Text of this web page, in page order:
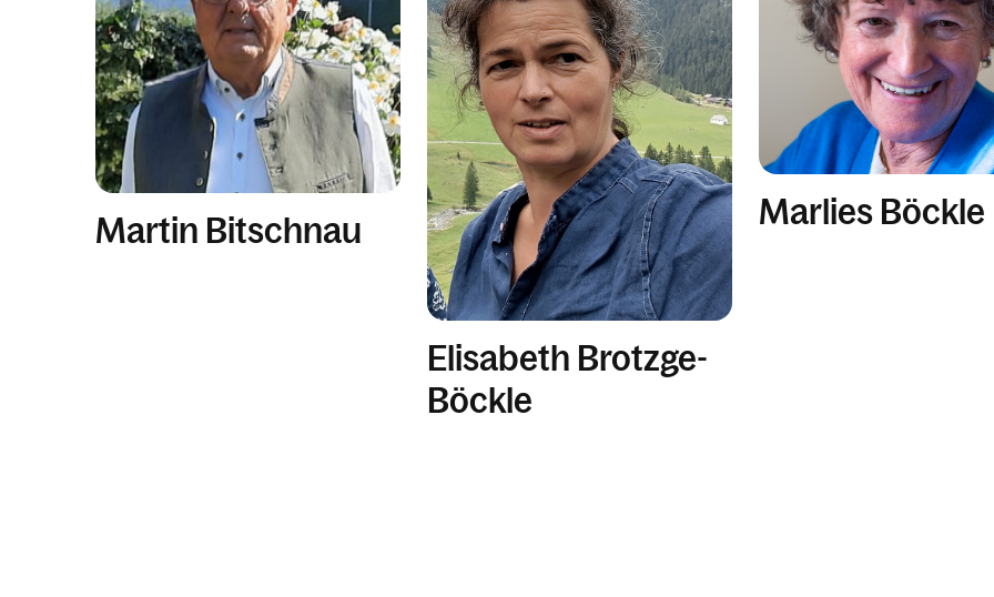
Martin Bitschnau
Elisabeth Brotzge-
Böckle
Marlies Böckle